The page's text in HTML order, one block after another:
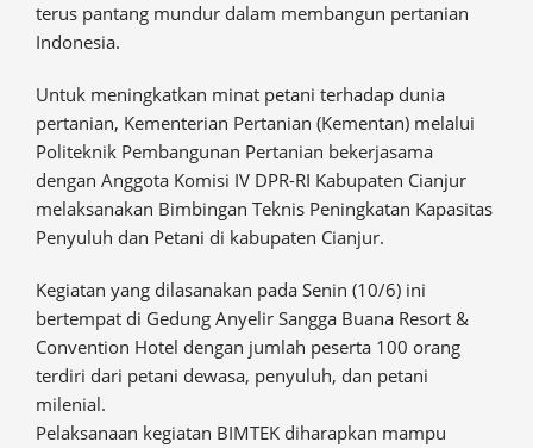
terus pantang mundur dalam membangun pertanian
Indonesia.
Untuk meningkatkan minat petani terhadap dunia
pertanian, Kementerian Pertanian (Kementan) melalui
Politeknik Pembangunan Pertanian bekerjasama
dengan Anggota Komisi IV DPR-RI Kabupaten Cianjur
melaksanakan Bimbingan Teknis Peningkatan Kapasitas
Penyuluh dan Petani di kabupaten Cianjur.
Kegiatan yang dilasanakan pada Senin (10/6) ini
bertempat di Gedung Anyelir Sangga Buana Resort &
Convention Hotel dengan jumlah peserta 100 orang
terdiri dari petani dewasa, penyuluh, dan petani
milenial.
Pelaksanaan kegiatan BIMTEK diharapkan mampu